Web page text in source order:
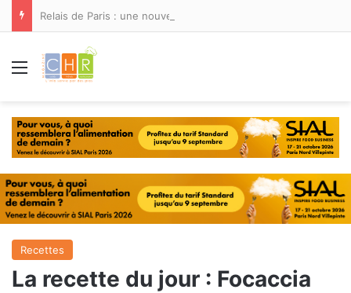
Menu
Recettes
La recette du jour : Focaccia